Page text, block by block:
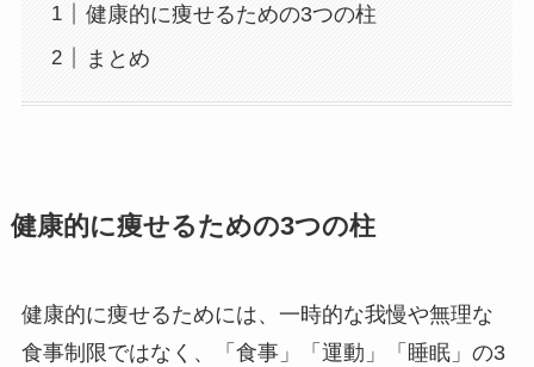
健康的に痩せるための3つの柱
まとめ
健康的に痩せるための3つの柱
健康的に痩せるためには、一時的な我慢や無理な
食事制限ではなく、「食事」「運動」「睡眠」の3